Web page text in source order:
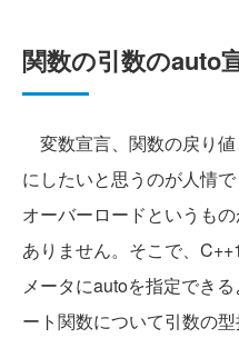
関数の引数のauto
変数宣言、関数の戻り
にしたいと思うのが人情
オーバーロードというも
ありません。そこで、
メータにautoを指定でき
ート関数について引数の